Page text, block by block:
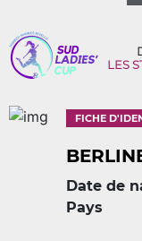
LES
FICHE
Date de
Pays